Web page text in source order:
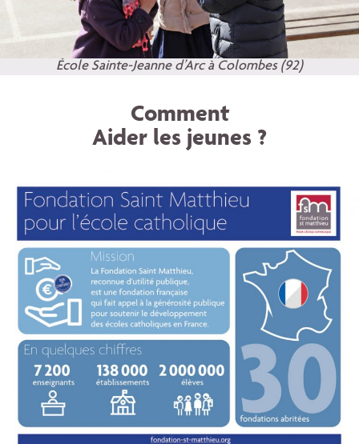
École Sainte-Jeanne d’Arc à Colombes (92)
Comment
Aider les jeunes ?